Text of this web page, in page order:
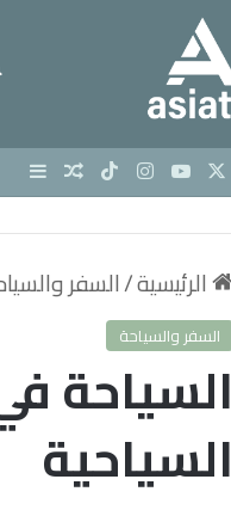
فيسبوك يوتيوب انستقرام
‫TikTok مقال
الرئيسية/السفر
السفر والسياحة
السياحة
السياحية